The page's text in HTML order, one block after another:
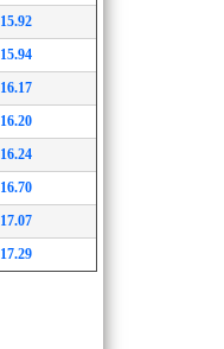
15.92
15.94
16.17
16.20
16.24
16.70
17.07
17.29